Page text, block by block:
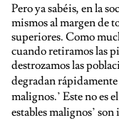
Pero ya sabéis, en la
mismos al margen de
superiores. Como
cuando retiramos las
destrozamos las
degradan rápidamente
malignos.’ Este no es
estables malignos’